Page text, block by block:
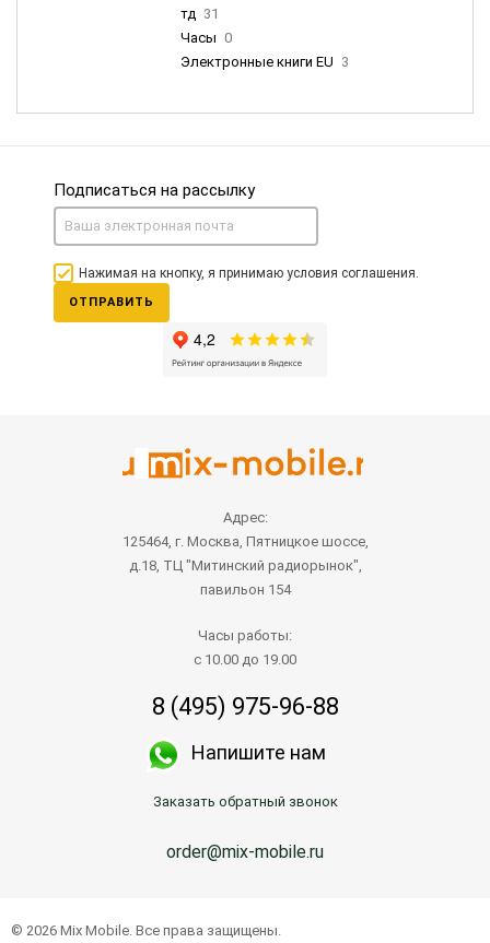
тд 31
Часы 0
Электронные книги EU 3
Подписаться на рассылку
Нажимая на кнопку, я принимаю условия соглашения.
ОТПРАВИТЬ
Адрес:
125464, г. Москва, Пятницкое шоссе,
д.18, ТЦ "Митинский радиорынок",
павильон 154
Часы работы:
с 10.00 до 19.00
8 (495) 975-96-88
Напишите нам
Заказать обратный звонок
order@mix-mobile.ru
© 2026 Mix Mobile. Все права защищены.